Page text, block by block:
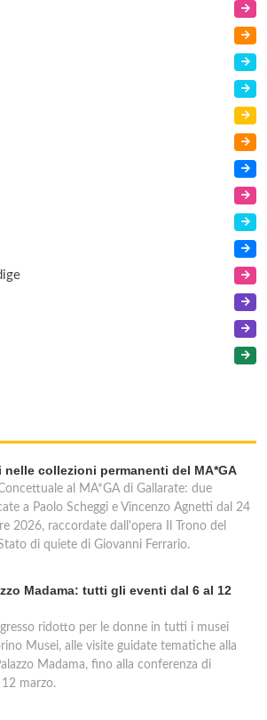
nelle collezioni permanenti del MA*GA
al MA*GA di Gallarate: due
a Paolo Scheggi e Vincenzo Agnetti dal 24
2026, raccordate dall'opera Il Trono del
di quiete di Giovanni Ferrario.
Madama: tutti gli eventi dal 6 al 12
ridotto per le donne in tutti i musei
Musei, alle visite guidate tematiche alla
Madama, fino alla conferenza di
marzo.